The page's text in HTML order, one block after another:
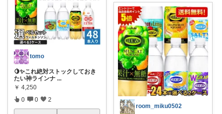
tomo
🍋✨これ絶対ストックしておき
たい神ラインナ ...
￥ 4,250
0 0 2
room_miku0502